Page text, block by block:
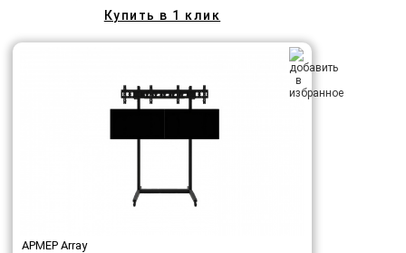
Купить в 1 клик
АРМЕР Array